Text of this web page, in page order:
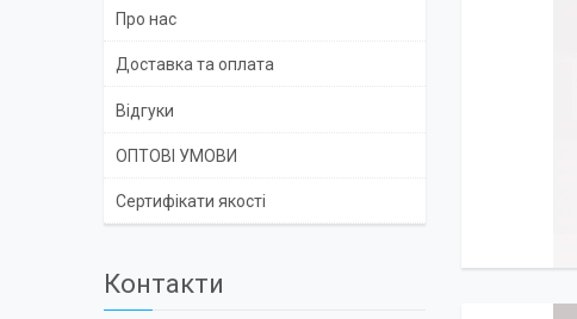
Про нас
Доставка та оплата
Відгуки
ОПТОВІ УМОВИ
Сертифікати якості
Контакти